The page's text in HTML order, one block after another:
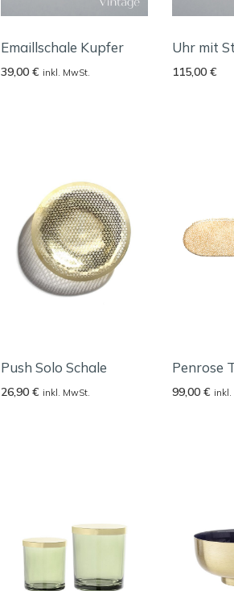
Emaillschale Kupfer
39,00€ inkl. MwSt.
Uhr mit
115,00€
Push Solo Schale
26,90€ inkl. MwSt.
Penrose
99,00€ inkl.